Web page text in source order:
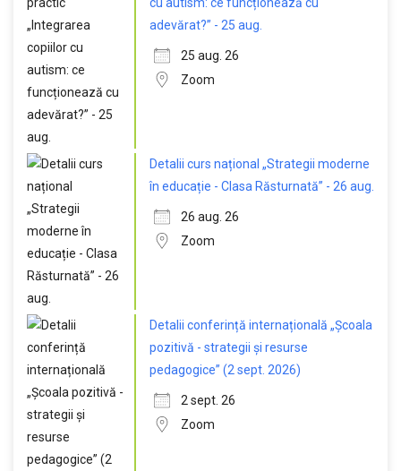
adevărat?” - 25 aug.
25 aug. 26
Zoom
Detalii curs național „Strategii moderne
în educație - Clasa Răsturnată” - 26 aug.
26 aug. 26
Zoom
Detalii conferință internațională „Școala
pozitivă - strategii și resurse
pedagogice” (2 sept. 2026)
2 sept. 26
Zoom